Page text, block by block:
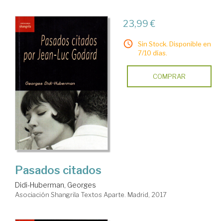
23,99 €
Sin Stock. Disponible en
7/10 días.
COMPRAR
Pasados citados
Didi-Huberman, Georges
Asociación Shangrila Textos Aparte. Madrid, 2017